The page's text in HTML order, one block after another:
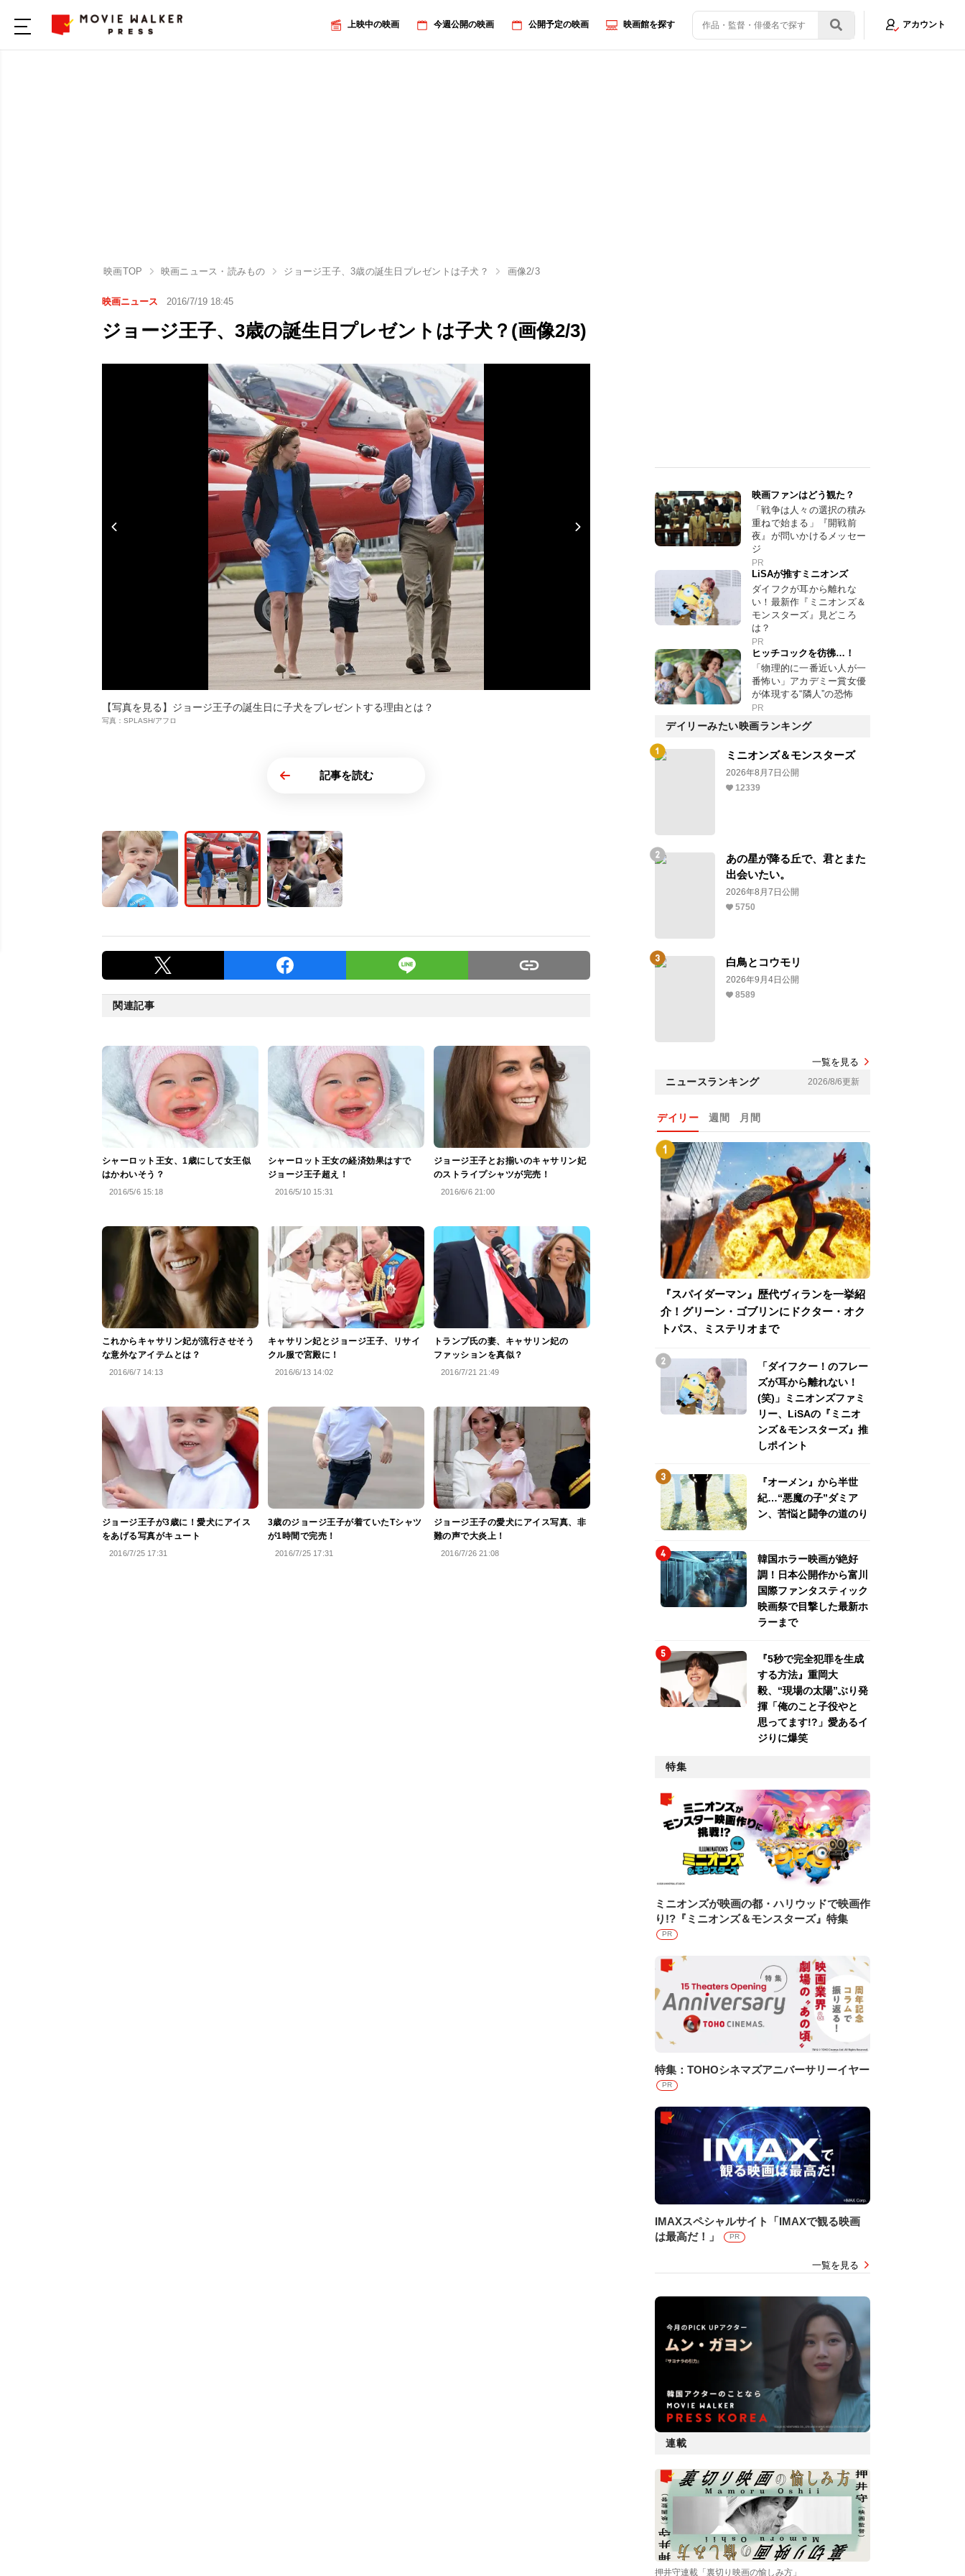
上映中の映画 今週公開の映画 公開予定の映画 映画館を探す アカウント
映画TOP 映画ニュース・読みもの ジョージ王子、3歳の誕生日プレゼントは子犬？ 画像2/3
映画ニュース 2016/7/19 18:45
ジョージ王子、3歳の誕生日プレゼントは子犬？(画像2/3)
【写真を見る】ジョージ王子の誕生日に子犬をプレゼントする理由とは？
写真：SPLASH/アフロ
記事を読む
関連記事
シャーロット王女、1歳にして女王似
はかわいそう？
2016/5/6 15:18
シャーロット王女の経済効果はすで
ジョージ王子超え！
2016/5/10 15:31
ジョージ王子とお揃いのキャサリン妃
のストライプシャツが完売！
2016/6/6 21:00
これからキャサリン妃が流行させそう
な意外なアイテムとは？
2016/6/7 14:13
キャサリン妃とジョージ王子、リサイ
クル服で宮殿に！
2016/6/13 14:02
トランプ氏の妻、キャサリン妃の
ファッションを真似？
2016/7/21 21:49
ジョージ王子が3歳に！愛犬にアイス
をあげる写真がキュート
2016/7/25 17:31
3歳のジョージ王子が着ていたTシャツ
が1時間で完売！
2016/7/25 17:31
ジョージ王子の愛犬にアイス写真、非
難の声で大炎上！
2016/7/26 21:08
映画ファンはどう観た？
「戦争は人々の選択の積み
重ねで始まる」『開戦前
夜』が問いかけるメッセー
ジ
PR
LiSAが推すミニオンズ
ダイフクが耳から離れな
い！最新作『ミニオンズ＆
モンスターズ』見どころ
は？
PR
ヒッチコックを彷彿…！
「物理的に一番近い人が一
番怖い」アカデミー賞女優
が体現する“隣人”の恐怖
PR
デイリーみたい映画ランキング
ミニオンズ＆モンスターズ
2026年8月7日公開
12339
あの星が降る丘で、君とまた
出会いたい。
2026年8月7日公開
5750
白鳥とコウモリ
2026年9月4日公開
8589
一覧を見る
ニュースランキング 2026/8/6更新
デイリー 週間 月間
『スパイダーマン』歴代ヴィランを一挙紹
介！グリーン・ゴブリンにドクター・オク
トパス、ミステリオまで
「ダイフクー！のフレー
ズが耳から離れない！
(笑)」ミニオンズファミ
リー、LiSAの『ミニオ
ンズ＆モンスターズ』推
しポイント
『オーメン』から半世
紀…“悪魔の子”ダミア
ン、苦悩と闘争の道のり
韓国ホラー映画が絶好
調！日本公開作から富川
国際ファンタスティック
映画祭で目撃した最新ホ
ラーまで
『5秒で完全犯罪を生成
する方法』重岡大
毅、“現場の太陽”ぶり発
揮「俺のこと子役やと
思ってます!?」愛あるイ
ジりに爆笑
特集
ミニオンズが映画の都・ハリウッドで映画作
り!?『ミニオンズ＆モンスターズ』特集
PR
特集：TOHOシネマズアニバーサリーイヤー
PR
IMAXスペシャルサイト「IMAXで観る映画
は最高だ！」
PR
一覧を見る
連載
押井守連載「裏切り映画の愉しみ方」